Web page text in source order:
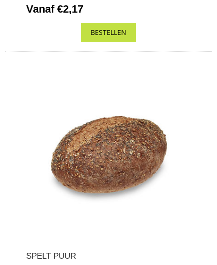
Vanaf €2,17
SPELT PUUR